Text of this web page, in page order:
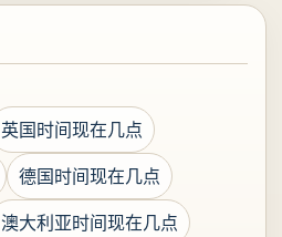
英国时间现在几点
德国时间现在几点
澳大利亚时间现在几点